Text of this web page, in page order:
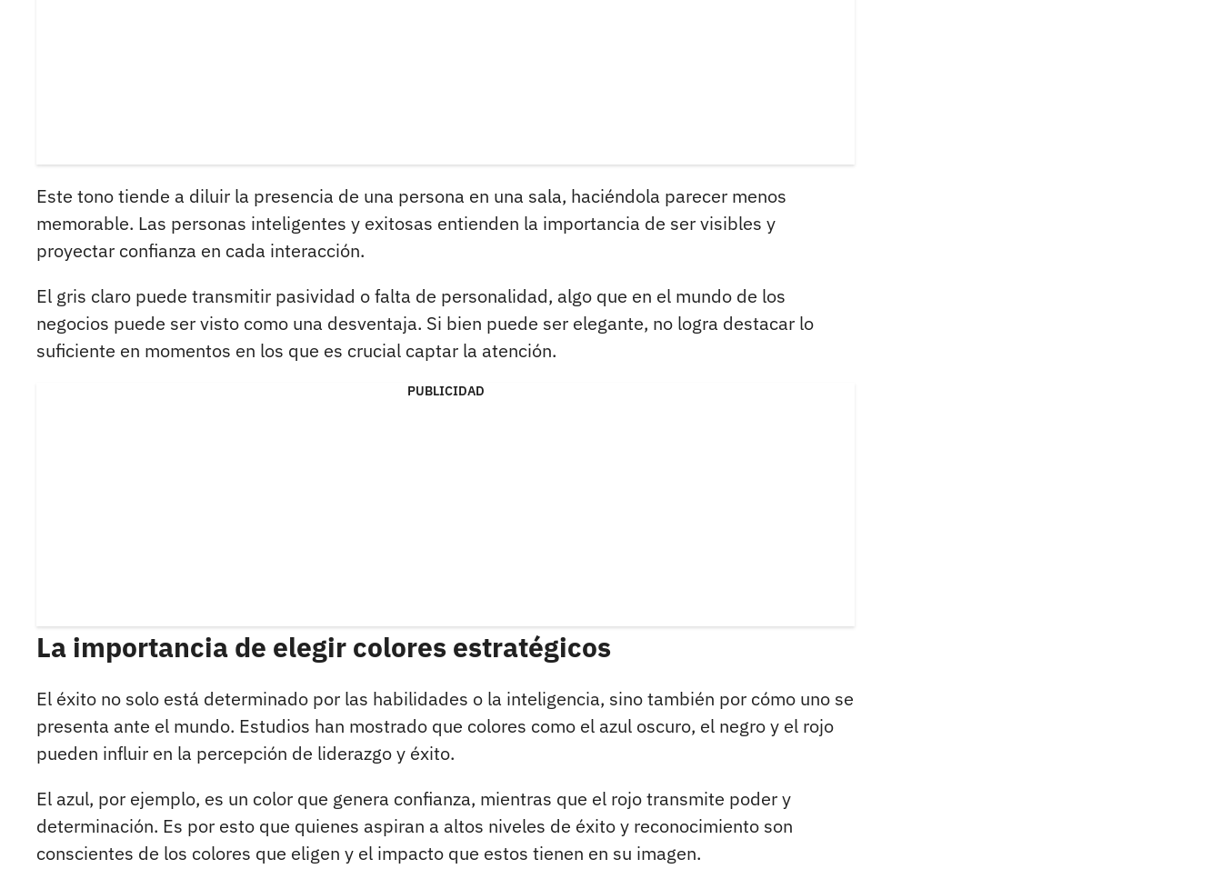
Este tono tiende a diluir la presencia de una persona en una sala, haciéndola parecer menos
memorable. Las personas inteligentes y exitosas entienden la importancia de ser visibles y
proyectar confianza en cada interacción.
El gris claro puede transmitir pasividad o falta de personalidad, algo que en el mundo de los
negocios puede ser visto como una desventaja. Si bien puede ser elegante, no logra destacar lo
suficiente en momentos en los que es crucial captar la atención.
PUBLICIDAD
La importancia de elegir colores estratégicos
El éxito no solo está determinado por las habilidades o la inteligencia, sino también por cómo uno se
presenta ante el mundo. Estudios han mostrado que colores como el azul oscuro, el negro y el rojo
pueden influir en la percepción de liderazgo y éxito.
El azul, por ejemplo, es un color que genera confianza, mientras que el rojo transmite poder y
determinación. Es por esto que quienes aspiran a altos niveles de éxito y reconocimiento son
conscientes de los colores que eligen y el impacto que estos tienen en su imagen.